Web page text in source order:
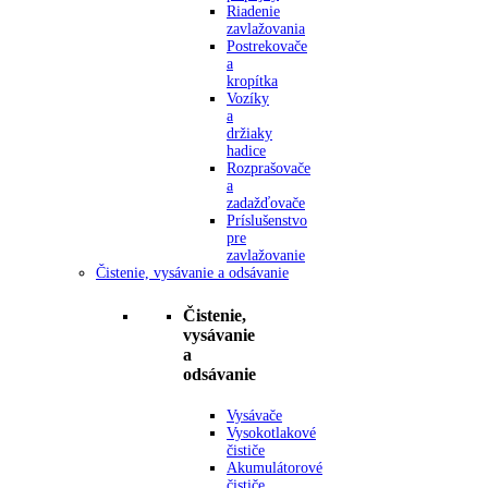
Riadenie
zavlažovania
Postrekovače
a
kropítka
Vozíky
a
držiaky
hadice
Rozprašovače
a
zadažďovače
Príslušenstvo
pre
zavlažovanie
Čistenie, vysávanie a odsávanie
Čistenie,
vysávanie
a
odsávanie
Vysávače
Vysokotlakové
čističe
Akumulátorové